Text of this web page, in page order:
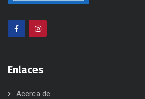
Enlaces
Acerca de